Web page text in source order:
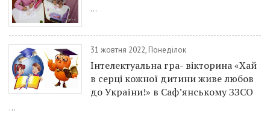
...
31 жовтня 2022, Понеділок
Інтелектуальна гра- вікторина «Хай
в серці кожної дитини живе любов
до України!» в Саф’янському ЗЗСО
...